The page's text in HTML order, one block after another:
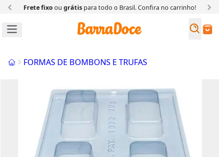
Frete fixoou grátispara todo o Brasil. Confira no carrinho!
Buscar
InícioFORMAS DE BOMBONS E TRUFAS